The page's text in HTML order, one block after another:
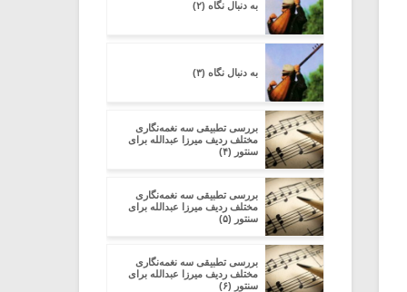
به دنبال نگاه (۲)
به دنبال نگاه (۳)
بررسی تطبیقی سه نغمه‌نگاری
مختلف ردیف میرزا عبدالله برای
سنتور (۴)
بررسی تطبیقی سه نغمه‌نگاری
مختلف ردیف میرزا عبدالله برای
سنتور (۵)
بررسی تطبیقی سه نغمه‌نگاری
مختلف ردیف میرزا عبدالله برای
سنتور (۶)